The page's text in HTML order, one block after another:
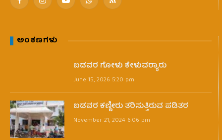
FacebookInstagramYouTubeWhatsApp
RSS
ಅಂಕಣಗಳು
ಬಡವರ ಗೋಳು ಕೇಳುವರ‍್ಯಾರು
June 15, 2026 5:20 pm
ಬಡವರ ಕಣ್ಣೀರು ತರಿಸುತ್ತಿರುವ ಪಡಿತರ
November 21, 2024 6:06 pm